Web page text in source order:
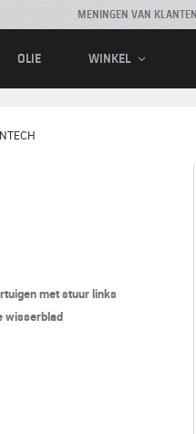
MENINGEN VAN KLANTEN
OLIE WINKEL
met stuur links
wisserblad